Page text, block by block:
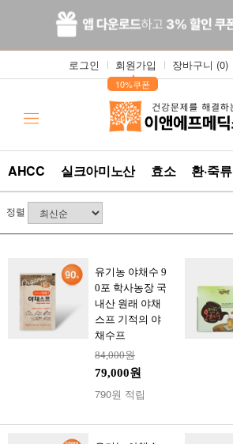
로그인 회원가입
▲
10%쿠폰
장바구니 (0)
AHCC 실크아미노산 효소 환·죽류
정렬
유기농 야채수 9
0포 학사농장 국
내산 원래 야채
스프 기적의 야
채수프
84,000원
79,000원
790원 적립